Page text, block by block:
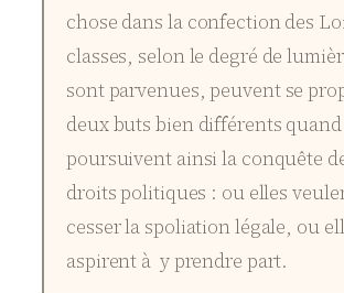
chose dans la confection des
classes, selon le degré de
sont parvenues, peuvent se
deux buts bien différents quand
poursuivent ainsi la conquête
droits politiques : ou elles
cesser la spoliation légale, ou
aspirent à y prendre part.